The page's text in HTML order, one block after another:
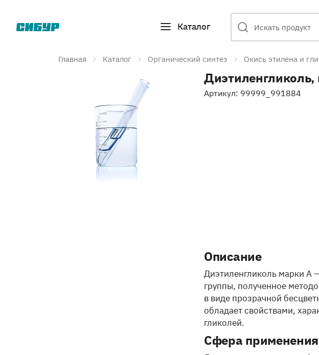
Каталог
Главная Каталог Органический синтез Окись этилена и
Артикул: 99999_991884
Описание
Диэтиленгликоль марки А
группы, полученное
в виде прозрачной
обладает свойствами,
гликолей.
Сфера применения